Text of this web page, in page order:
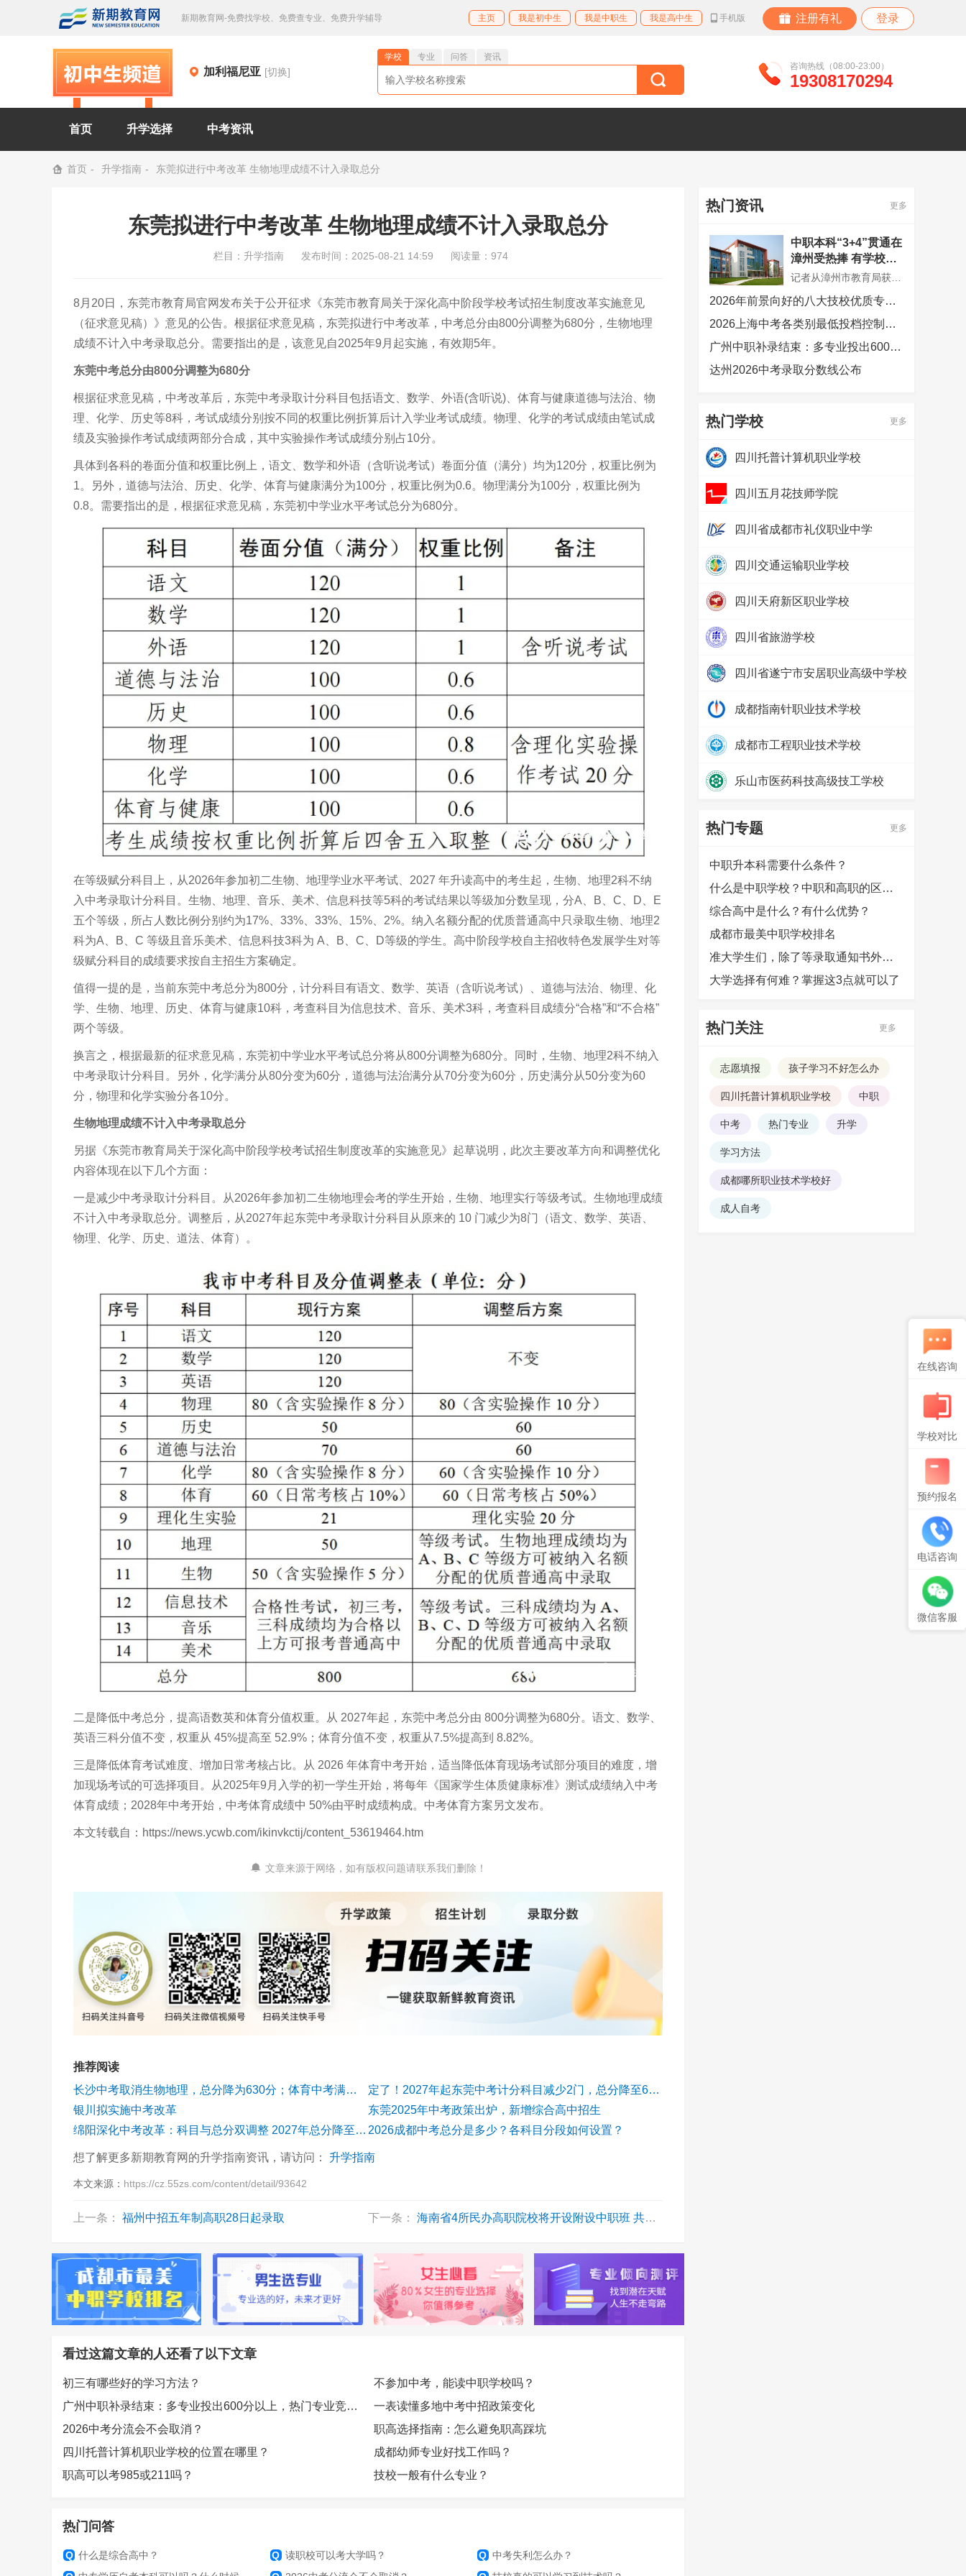
新期教育网-免费找学校、免费查专业、免费升学辅导 主页 我是初中生 我是中职生 我是高中生 手机版 注册有礼 登录
加利福尼亚 [切换]
学校 专业 问答
资讯
咨询热线（08:00-23:00）
19308170294
首页 升学选择 中考资讯
首页 升学指南 东莞拟进行中考改革 生物地理成绩不计入录取总分
东莞拟进行中考改革 生物地理成绩不计入录取总分
栏目： 升学指南 发布时间：2025-08-21 14:59 阅读量：974
8月20日，东莞市教育局官网发布关于公开征求《东莞市教育局关于深化高中阶段学校考试招生制度改革实施意见
（征求意见稿）》意见的公告。根据征求意见稿，东莞拟进行中考改革，中考总分由800分调整为680分，生物地理
成绩不计入中考录取总分。需要指出的是，该意见自2025年9月起实施，有效期5年。
东莞中考总分由800分调整为680分
根据征求意见稿，中考改革后，东莞中考录取计分科目包括语文、数学、外语(含听说)、体育与健康道德与法治、物
理、化学、历史等8科，考试成绩分别按不同的权重比例折算后计入学业考试成绩。物理、化学的考试成绩由笔试成
绩及实验操作考试成绩两部分合成，其中实验操作考试成绩分别占10分。
具体到各科的卷面分值和权重比例上，语文、数学和外语（含听说考试）卷面分值（满分）均为120分，权重比例为
1。另外，道德与法治、历史、化学、体育与健康满分为100分，权重比例为0.6。物理满分为100分，权重比例为
0.8。需要指出的是，根据征求意见稿，东莞初中学业水平考试总分为680分。
在等级赋分科目上，从2026年参加初二生物、地理学业水平考试、2027 年升读高中的考生起，生物、地理2科不纳
入中考录取计分科目。生物、地理、音乐、美术、信息科技等5科的考试结果以等级加分数呈现，分A、B、C、D、E
五个等级，所占人数比例分别约为17%、33%、33%、15%、2%。纳入名额分配的优质普通高中只录取生物、地理2
科为A、B、C 等级且音乐美术、信息科技3科为 A、B、C、D等级的学生。高中阶段学校自主招收特色发展学生对等
级赋分科目的成绩要求按自主招生方案确定。
值得一提的是，当前东莞中考总分为800分，计分科目有语文、数学、英语（含听说考试）、道德与法治、物理、化
学、生物、地理、历史、体育与健康10科，考查科目为信息技术、音乐、美术3科，考查科目成绩分“合格”和“不合格”
两个等级。
换言之，根据最新的征求意见稿，东莞初中学业水平考试总分将从800分调整为680分。同时，生物、地理2科不纳入
中考录取计分科目。另外，化学满分从80分变为60分，道德与法治满分从70分变为60分，历史满分从50分变为60
分，物理和化学实验分各10分。
生物地理成绩不计入中考录取总分
另据《东莞市教育局关于深化高中阶段学校考试招生制度改革的实施意见》起草说明，此次主要改革方向和调整优化
内容体现在以下几个方面：
一是减少中考录取计分科目。从2026年参加初二生物地理会考的学生开始，生物、地理实行等级考试。生物地理成绩
不计入中考录取总分。调整后，从2027年起东莞中考录取计分科目从原来的 10 门减少为8门（语文、数学、英语、
物理、化学、历史、道法、体育）。
二是降低中考总分，提高语数英和体育分值权重。从 2027年起，东莞中考总分由 800分调整为680分。语文、数学、
英语三科分值不变，权重从 45%提高至 52.9%；体育分值不变，权重从7.5%提高到 8.82%。
三是降低体育考试难度、增加日常考核占比。从 2026 年体育中考开始，适当降低体育现场考试部分项目的难度，增
加现场考试的可选择项目。从2025年9月入学的初一学生开始，将每年《国家学生体质健康标准》测试成绩纳入中考
体育成绩；2028年中考开始，中考体育成绩中 50%由平时成绩构成。中考体育方案另文发布。
本文转载自：https://news.ycwb.com/ikinvkctij/content_53619464.htm
文章来源于网络，如有版权问题请联系我们删除！
推荐阅读
长沙中考取消生物地理，总分降为630分；体育中考满分增至50分
定了！2027年起东莞中考计分科目减少2门，总分降至680分
银川拟实施中考改革
东莞2025年中考政策出炉，新增综合高中招生
绵阳深化中考改革：科目与总分双调整 2027年总分降至700分 2026成都中考总分是多少？各科目分段如何设置？
想了解更多新期教育网的升学指南资讯，请访问： 升学指南
本文来源： https://cz.55zs.com/content/detail/93642
上一条： 福州中招五年制高职28日起录取 下一条： 海南省4所民办高职院校将开设附设中职班 共计划招生2340人
看过这篇文章的人还看了以下文章
初三有哪些好的学习方法？
不参加中考，能读中职学校吗？
广州中职补录结束：多专业投出600分以上，热门专业竞争激烈
一表读懂多地中考中招政策变化
2026中考分流会不会取消？
职高选择指南：怎么避免职高踩坑
四川托普计算机职业学校的位置在哪里？
成都幼师专业好找工作吗？
职高可以考985或211吗？
技校一般有什么专业？
热门问答
Q 什么是综合高中？ Q 读职校可以考大学吗？ Q 中考失利怎么办？
热门资讯 更多
中职本科“3+4”贯通在
漳州受热捧 有学校最
低分招到710分
记者从漳州市教育局获悉，今年漳州学校首次被纳入中职本科“3+4”贯通培养招生试点，漳州第一职业中专学校与闽南师范大学合作食品加工工艺专业，面向漳州招生10人，录取最低分710分，已全部录满。
2026年前景向好的八大技校优质专业有哪些？
2026上海中考各类别最低投档控制分数线公布
广州中职补录结束：多专业投出600分以上，热门专业竞争激烈
达州2026中考录取分数线公布
热门学校 更多
四川托普计算机职业学校
四川五月花技师学院
四川省成都市礼仪职业中学
四川交通运输职业学校
四川天府新区职业学校
四川省旅游学校
四川省遂宁市安居职业高级中学校
成都指南针职业技术学校
成都市工程职业技术学校
乐山市医药科技高级技工学校
热门专题 更多
中职升本科需要什么条件？
什么是中职学校？中职和高职的区别是什么？
综合高中是什么？有什么优势？
成都市最美中职学校排名
准大学生们，除了等录取通知书外，还可以提前做哪些准备？
大学选择有何难？掌握这3点就可以了
热门关注 更多
志愿填报 孩子学习不好怎么办
四川托普计算机职业学校 中职
中考 热门专业 升学
学习方法
成都哪所职业技术学校好
成人自考
在线咨询
学校对比
预约报名
电话咨询
微信客服